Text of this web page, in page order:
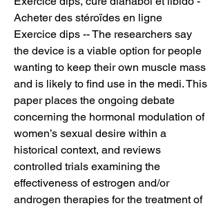
Acheter des stéroïdes en ligne
Exercice dips -- The researchers say
the device is a viable option for people
wanting to keep their own muscle mass
and is likely to find use in the medi. This
paper places the ongoing debate
concerning the hormonal modulation of
women’s sexual desire within a
historical context, and reviews
controlled trials examining the
effectiveness of estrogen and/or
androgen therapies for the treatment of